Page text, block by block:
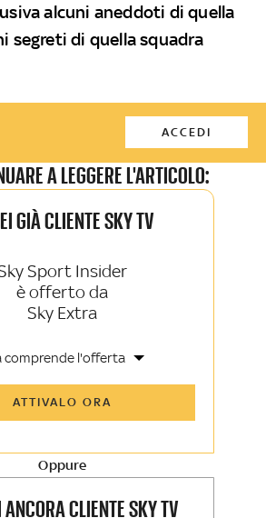
alcuni aneddoti di quella
segreti di quella squadra
ACCEDI
A LEGGERE L'ARTICOLO:
GIÀ CLIENTE SKY TV
Sport Insider
è offerto da
Sky Extra
comprende l'offerta
Insider
e Sky TG24
esclusiva di Sky Sport
ATTIVALO ORA
Oppure
ANCORA CLIENTE SKY TV